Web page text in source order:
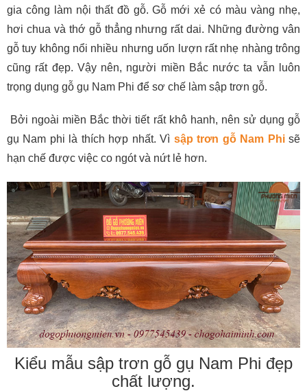
gia công làm nội thất đồ gỗ. Gỗ mới xẻ có màu vàng nhẹ,
hơi chua và thớ gỗ thẳng nhưng rất dai. Những đường vân
gỗ tuy không nổi nhiều nhưng uốn lượn rất nhẹ nhàng trông
cũng rất đẹp. Vậy nên, người miền Bắc nước ta vẫn luôn
trọng dụng gỗ gụ Nam Phi để sơ chế làm sập trơn gỗ.
Bởi ngoài miền Bắc thời tiết rất khô hanh, nên sử dụng gỗ
gụ Nam phi là thích hợp nhất. Vì sập trơn gỗ Nam Phisẽ
hạn chế được việc co ngót và nứt lẻ hơn.
Kiểu mẫu sập trơn gỗ gụ Nam Phi đẹp
chất lượng.